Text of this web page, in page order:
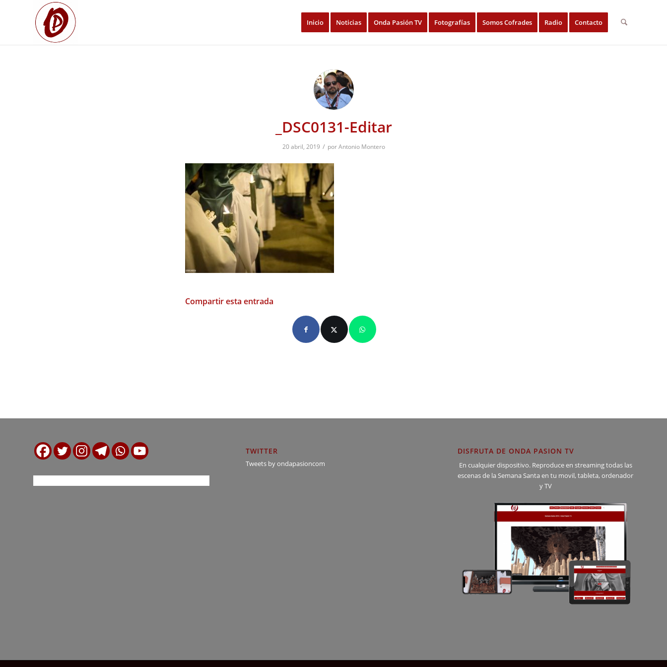
Inicio Noticias Onda Pasión TV Fotografías Somos Cofrades Radio Contacto
_DSC0131-Editar
20 abril, 2019 / porAntonio Montero
Compartir esta entrada
TWITTER
Tweets by ondapasioncom
DISFRUTA DE ONDA PASION TV
En cualquier dispositivo. Reproduce en streaming todas las
escenas de la Semana Santa en tu movil, tableta, ordenador
y TV